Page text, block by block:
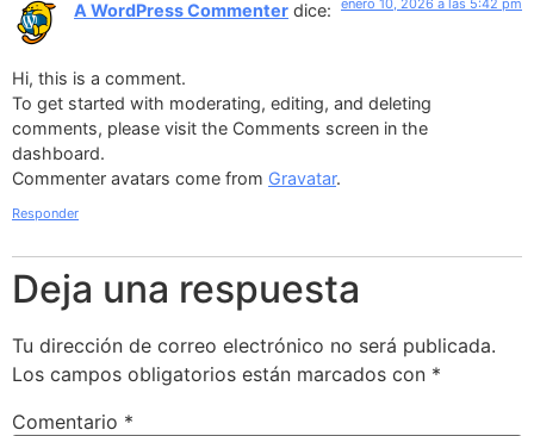
A WordPress Commenter dice: enero 10, 2026 a las 5:42 pm
Hi, this is a comment.
To get started with moderating, editing, and deleting
comments, please visit the Comments screen in the
dashboard.
Commenter avatars come from Gravatar.
Responder
Deja una respuesta
Tu dirección de correo electrónico no será publicada.
Los campos obligatorios están marcados con *
Comentario *